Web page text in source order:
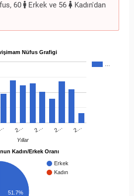
60 Erkek ve 56
Kadın'dan
Nüfus Grafigi
2… 2… 2… 2…
Yıllar
Kadın/Erkek Oranı
Erkek
Kadın
51.7%